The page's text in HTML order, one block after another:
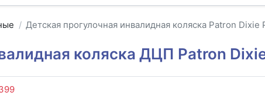
Детская прогулочная инвалидная коляска Patron Dixie
коляска ДЦП Patron